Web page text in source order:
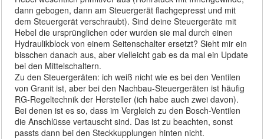
dann gebogen, dann am Steuergerät flachgepresst und mit
dem Steuergerät verschraubt). Sind deine Steuergeräte mit
Hebel die ursprünglichen oder wurden sie mal durch einen
Hydraulikblock von einem Seitenschalter ersetzt? Sieht mir ein
bisschen danach aus, aber vielleicht gab es da mal ein Update
bei den Mittelschaltern.
Zu den Steuergeräten: ich weiß nicht wie es bei den Ventilen
von Granit ist, aber bei den Nachbau-Steuergeräten ist häufig
RG-Regeltechnik der Hersteller (ich habe auch zwei davon).
Bei denen ist es so, dass im Vergleich zu den Bosch-Ventilen
die Anschlüsse vertauscht sind. Das ist zu beachten, sonst
passts dann bei den Steckkupplungen hinten nicht.